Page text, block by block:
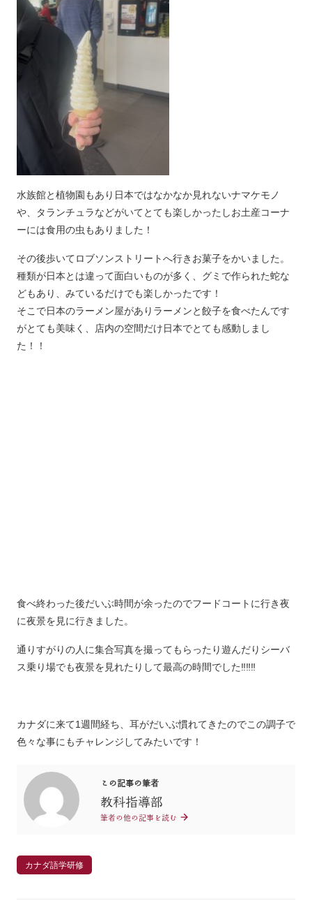
水族館と植物園もあり日本ではなかなか見れないナマケモノ
や、タランチュラなどがいてとても楽しかったしお土産コーナ
ーには食用の虫もありました！
その後歩いてロブソンストリートへ行きお菓子をかいました。
種類が日本とは違って面白いものが多く、グミで作られた蛇な
どもあり、みているだけでも楽しかったです！
そこで日本のラーメン屋がありラーメンと餃子を食べたんです
がとても美味く、店内の空間だけ日本でとても感動しまし
た！！
食べ終わった後だいぶ時間が余ったのでフードコートに行き夜
に夜景を見に行きました。
通りすがりの人に集合写真を撮ってもらったり遊んだりシーバ
ス乗り場でも夜景を見れたりして最高の時間でした‼️‼️‼️
カナダに来て1週間経ち、耳がだいぶ慣れてきたのでこの調子で
色々な事にもチャレンジしてみたいです！
この記事の筆者
教科指導部
筆者の他の記事を読む
カナダ語学研修